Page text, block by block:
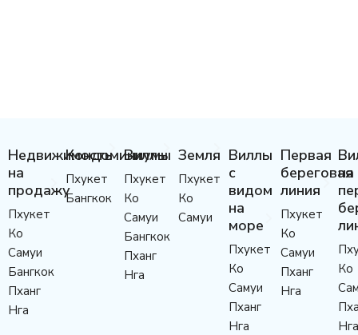
Недвижимость
на
продажу
Пхукет
Ко
Самуи
Бангкок
Пханг
Нга
Кондоминиумы
Пхукет
Бангкок
Виллы
Пхукет
Ко
Самуи
Бангкок
Пханг
Нга
Земля
Пхукет
Ко
Самуи
Виллы
с
видом
на
море
Пхукет
Ко
Самуи
Пханг
Нга
Первая
береговая
линия
Пхукет
Ко
Самуи
Пханг
Нга
на
Ко